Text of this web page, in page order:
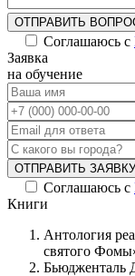
ОТПРАВИТЬ
Соглашаюсь с
Alternative:
Заявка
на обучение
ОТПРАВИТЬ ЗАЯВКУ
Соглашаюсь с
Alternative:
Книги
Антология
святого
Бьюдженталь